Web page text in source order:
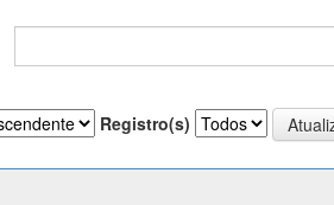
Registro(s)